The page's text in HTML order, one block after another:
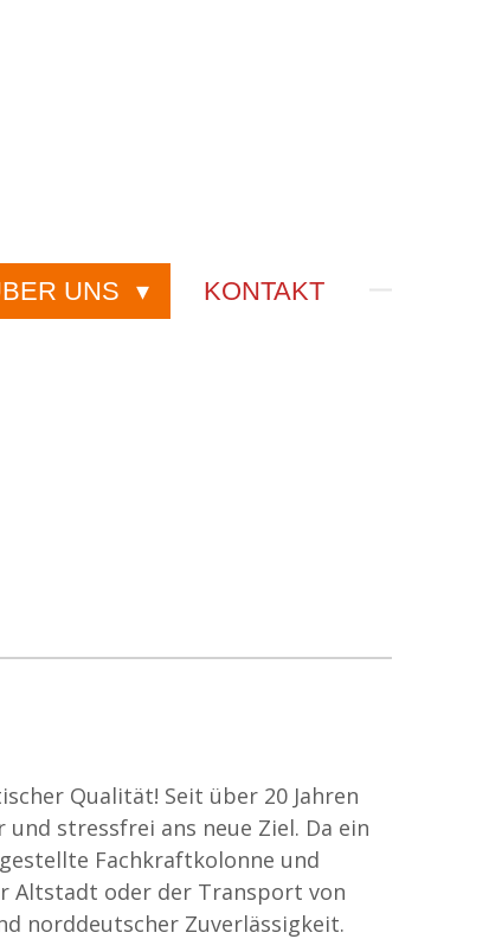
UNS KONTAKT
Qualität! Seit über 20 Jahren
stressfrei ans neue Ziel. Da ein
Fachkraftkolonne und
Altstadt oder der Transport von
norddeutscher Zuverlässigkeit.